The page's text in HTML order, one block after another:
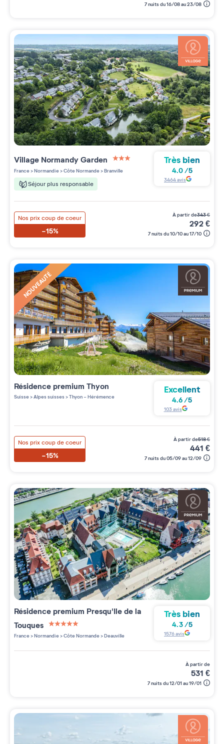
7 nuits du 16/08 au 23/08
Village Normandy Garden
3 étoiles sur 5
France>Normandie>Côte Normande>Branville
Séjour plus responsable
Très bien
4.0/5
3464avis
Nos prix coup de coeur
-15%
à partir de343€
292€
7 nuits du 10/10 au 17/10
NOUVEAUTÉ
Résidence premium Thyon
Suisse>Alpes suisses>Thyon - Hérémence
Excellent
4.6/5
103avis
Nos prix coup de coeur
-15%
à partir de518€
441 €
7 nuits du 05/09 au 12/09
Résidence premium Presqu'Ile de la
Touques
5 étoiles sur 5
France>Normandie>Côte Normande>Deauville
Très bien
4.3/5
1576avis
à partir de
531 €
7 nuits du 12/01 au 19/01